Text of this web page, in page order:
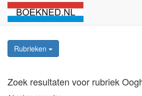
Rubrieken
Zoek resultaten voor rubriek